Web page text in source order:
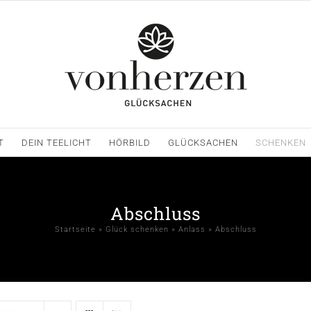
DEIN TEELICHT HÖRBILD GLÜCKSACHEN SCHENKEN
Abschluss
Startseite » Glück schenken » Anlass » Abschluss